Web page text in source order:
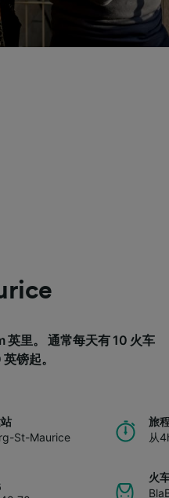
里。 通常每天有 10 火车
镑起。
St-Maurice
旅
从
火